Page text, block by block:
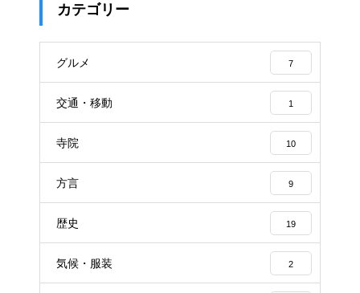
カテゴリー
グルメ 7
交通・移動 1
寺院 10
方言 9
歴史 19
気候・服装 2